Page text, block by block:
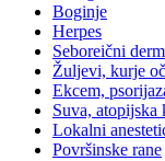
Boginje
Herpes
Seboreični
Žuljevi, kurje
Ekcem,
Suva, atopijska
Lokalni
Površinske rane